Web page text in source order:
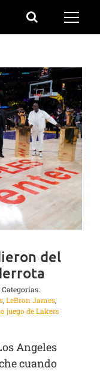
del
Categorías:
,LeBron James,
juego de Lakers
Angeles
cuando